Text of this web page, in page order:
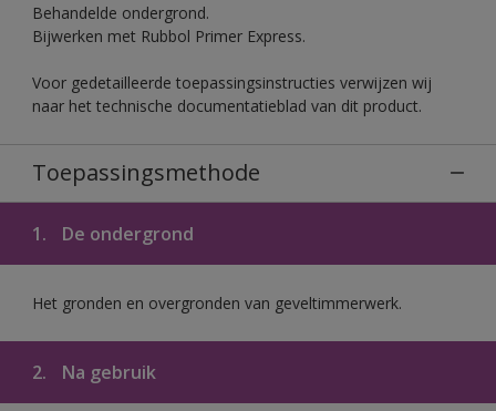
Behandelde ondergrond.
Bijwerken met Rubbol Primer Express.
Voor gedetailleerde toepassingsinstructies verwijzen wij
naar het technische documentatieblad van dit product.
Toepassingsmethode
1. De ondergrond
Het gronden en overgronden van geveltimmerwerk.
2. Na gebruik